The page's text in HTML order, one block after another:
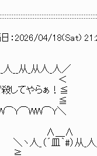
： 2026/04/18(Sat)
__从_从人_人／
してやらぁ！≦
＼
∧
__从_从人__